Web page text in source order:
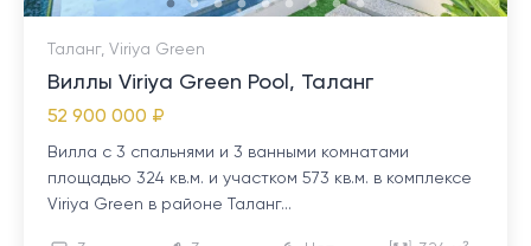
Таланг, Viriya Green
Виллы Viriya Green Pool, Таланг
52 900 000 ₽
Вилла с 3 спальнями и 3 ванными комнатами
площадью 324 кв.м. и участком 573 кв.м. в комплексе
Viriya Green в районе Таланг...